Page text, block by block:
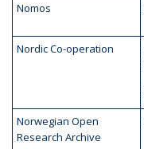
Nomos
Nordic Co-operation
Norwegian Open
Research Archive